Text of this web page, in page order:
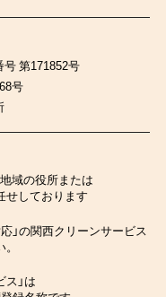
第171852号
号
域の役所または
せしております
応」の関西クリーンサービス
」は